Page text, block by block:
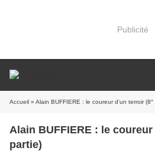
Publicité
Accueil » Alain BUFFIERE : le coureur d’un terroir (8°
Alain BUFFIERE : le coureur
partie)